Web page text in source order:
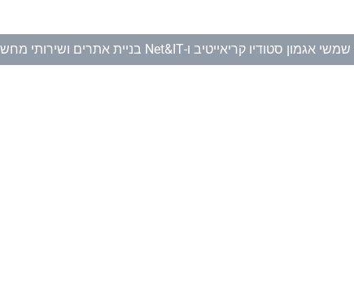
שמשי אגמון סטודיו קריאייטיב ו-Net&IT בניית אתרים ושירותי מחשוב